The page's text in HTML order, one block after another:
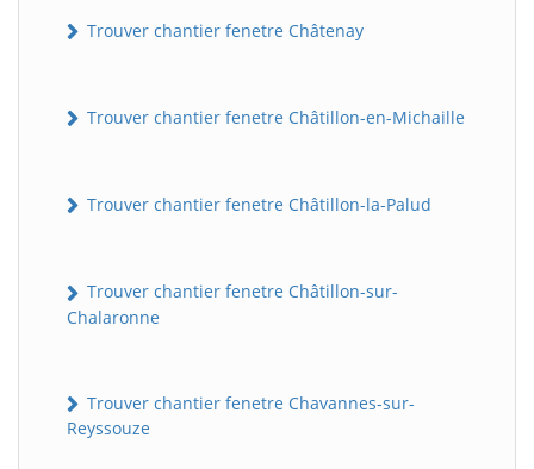
Trouver chantier fenetre Châtenay
Trouver chantier fenetre Châtillon-en-Michaille
Trouver chantier fenetre Châtillon-la-Palud
Trouver chantier fenetre Châtillon-sur-
Chalaronne
Trouver chantier fenetre Chavannes-sur-
Reyssouze